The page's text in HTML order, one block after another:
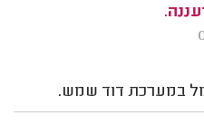
במערכת דוד שמש.